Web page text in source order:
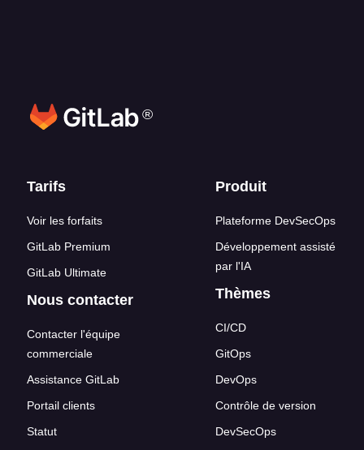
®
Liens en bas de page
Tarifs
Voir les forfaits
GitLab Premium
GitLab Ultimate
Nous contacter
Contacter l'équipe
commerciale
Assistance GitLab
Portail clients
Statut
Produit
Plateforme DevSecOps
Développement assisté
par l'IA
Thèmes
CI/CD
GitOps
DevOps
Contrôle de version
DevSecOps